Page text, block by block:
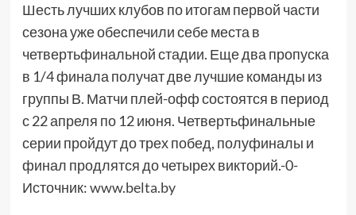
Шесть лучших клубов по итогам первой части
сезона уже обеспечили себе места в
четвертьфинальной стадии. Еще два пропуска
в 1/4 финала получат две лучшие команды из
группы В. Матчи плей-офф состоятся в период
с 22 апреля по 12 июня. Четвертьфинальные
серии пройдут до трех побед, полуфиналы и
финал продлятся до четырех викторий.-0-
Источник:www.belta.by